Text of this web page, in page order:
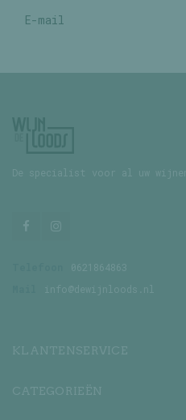
De specialist voor al uw wijnen
0621864863
info@dewijnloods.nl
KLANTENSERVICE
CATEGORIEËN